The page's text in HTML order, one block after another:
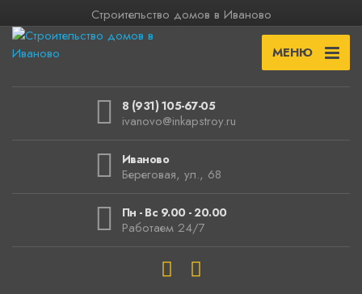
Строительство домов в Иваново
МЕНЮ
8 (931) 105-67-05
ivanovo@inkapstroy.ru
Иваново
Береговая, ул., 68
Пн - Вс 9.00 - 20.00
Работаем 24/7